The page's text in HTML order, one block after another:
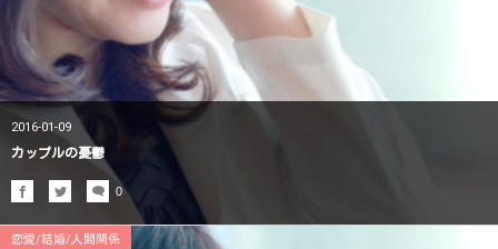
2016-01-09
カップルの憂鬱
0
恋愛/結婚/人間関係